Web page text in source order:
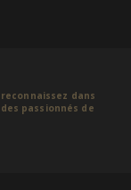
dans
passionnés de